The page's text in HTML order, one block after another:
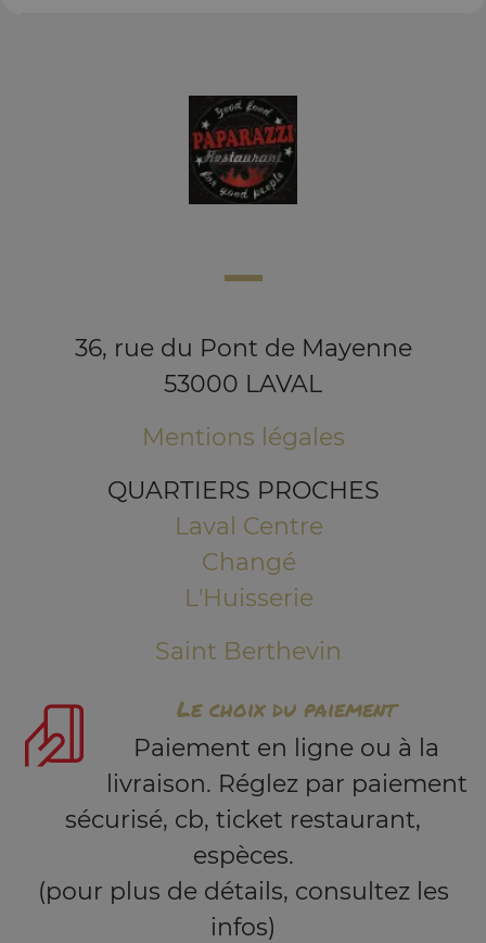
36, rue du Pont de Mayenne
53000 LAVAL
Mentions légales
QUARTIERS PROCHES
Laval Centre
Changé
L'Huisserie
Saint Berthevin
Le choix du paiement
Paiement en ligne ou à la
livraison. Réglez par paiement
sécurisé, cb, ticket restaurant,
espèces.
(pour plus de détails, consultez les
infos)